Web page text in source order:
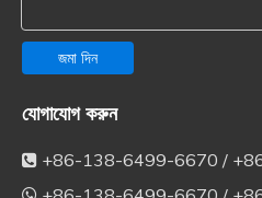
জমা দিন
যোগাযোগ করুন
 +86-138-6499-6670 /
